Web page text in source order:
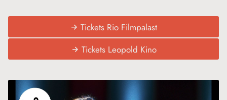
Tickets Rio Filmpalast
Tickets Leopold Kino